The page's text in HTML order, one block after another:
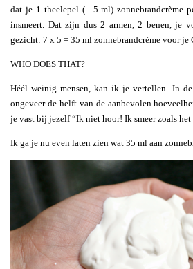
dat je 1 theelepel (= 5 ml) zonnebrandcrème
insmeert. Dat zijn dus 2 armen, 2 benen, je
gezicht: 7 x 5 = 35 ml zonnebrandcrème voor je
WHO DOES THAT?
Héél weinig mensen, kan ik je vertellen. In
ongeveer de helft van de aanbevolen
je vast bij jezelf “Ik niet hoor! Ik smeer zoals het
Ik ga je nu even laten zien wat 35 ml aan